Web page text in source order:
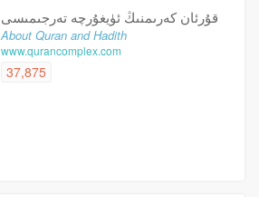
قۇرئان كەرىمنىڭ ئۈيغۇرچە تەرجىمىسى
About Quran and Hadith
www.qurancomplex.com
37,875